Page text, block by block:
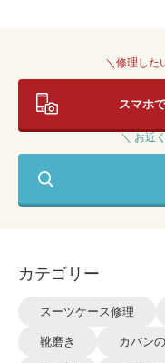
＼修理した
スマホで
＼ お近
カテゴリー
スーツケース修理
靴磨き カバン